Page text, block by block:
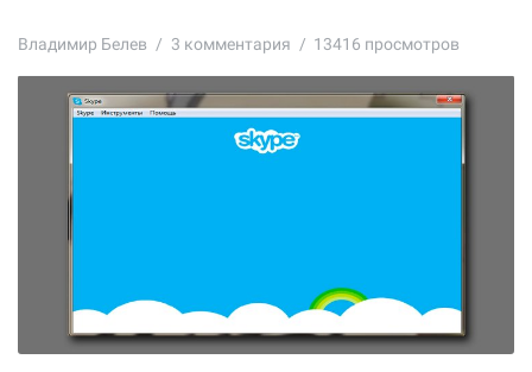
Владимир Белев 3 комментария 13416 просмотров